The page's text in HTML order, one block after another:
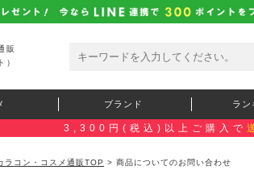
販
）
ブランド ラン
3,300円(税込)以上ご購入で
ラコン・コスメ通販TOP > 商品についてのお問い合わせ